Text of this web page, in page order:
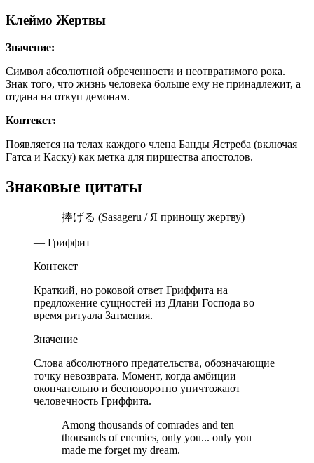
Клеймо Жертвы
Значение:
Символ абсолютной обреченности и неотвратимого рока.
Знак того, что жизнь человека больше ему не принадлежит, а
отдана на откуп демонам.
Контекст:
Появляется на телах каждого члена Банды Ястреба (включая
Гатса и Каску) как метка для пиршества апостолов.
Знаковые цитаты
捧げる (Sasageru / Я приношу жертву)
— Гриффит
Контекст
Краткий, но роковой ответ Гриффита на
предложение сущностей из Длани Господа во
время ритуала Затмения.
Значение
Слова абсолютного предательства, обозначающие
точку невозврата. Момент, когда амбиции
окончательно и бесповоротно уничтожают
человечность Гриффита.
Among thousands of comrades and ten
thousands of enemies, only you... only you
made me forget my dream.